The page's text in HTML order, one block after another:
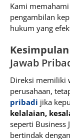
Kami
pengambilan
hukum yang
Kesimpulan
Jawab
Direksi memiliki
perusahaan,
pribadi jika
kelalaian,
seperti Business
bertindak